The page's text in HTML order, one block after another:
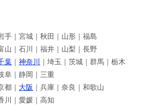
手｜宮城｜秋田｜山形｜福島
山｜石川｜福井｜山梨｜長野
葉 ｜ 神奈川
｜埼玉｜茨城｜群馬｜栃木
阜｜静岡｜三重
都｜ 大阪 ｜兵庫｜奈良｜和歌山
川｜愛媛｜高知